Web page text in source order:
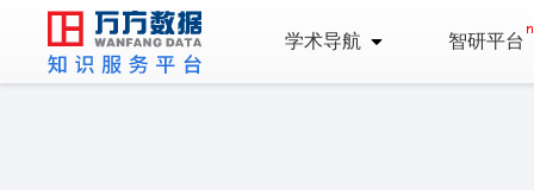
学术导航 智研平台